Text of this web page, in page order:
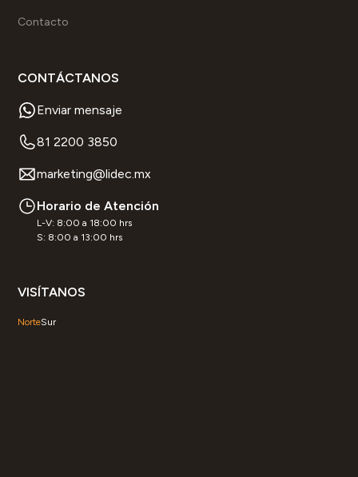
Contacto
CONTÁCTANOS
Enviar mensaje
81 2200 3850
marketing@lidec.mx
Horario de Atención
L-V: 8:00 a 18:00 hrs
S: 8:00 a 13:00 hrs
VISÍTANOS
NorteSur